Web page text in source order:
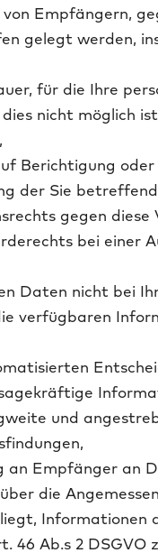
Empfängern,
gelegt werden,
für die Ihre
nicht möglich
Berichtigung
der Sie
gegen diese
bei einer
Daten nicht bei
verfügbaren
und
an Empfänger an
die
Informationen
46 Ab.s 2 DSGVO